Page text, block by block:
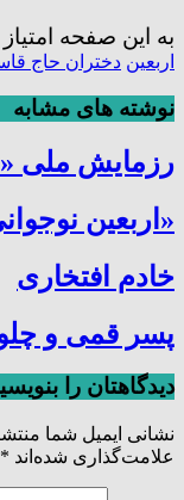
به این صفحه
اربعین دختران حاج
نوشته های مشابه
رزمایش ملی
«اربعین
خادم افتخاری
پسر قمی و
دیدگاهتان را
نشانی ایمیل شما
علامت‌گذاری شده‌اند *